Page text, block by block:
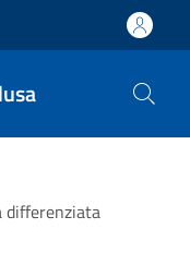
differenziata